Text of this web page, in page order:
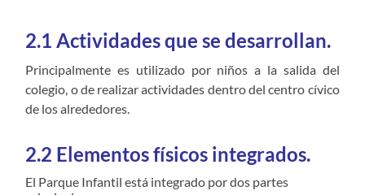
2.1 Actividades que se desarrollan.
Principalmente es utilizado por niños a la salida del
colegio, o de realizar actividades dentro del centro cívico
de los alrededores.
2.2 Elementos físicos integrados.
El Parque Infantil está integrado por dos partes